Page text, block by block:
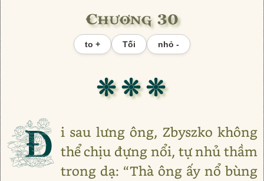
Chương 30
to + Tối nhỏ -
❊ ❊ ❊
Đ i sau lưng ông, Zbyszko không
thể chịu đựng nổi, tự nhủ thầm
trong dạ: “Thà ông ấy nổ bùng